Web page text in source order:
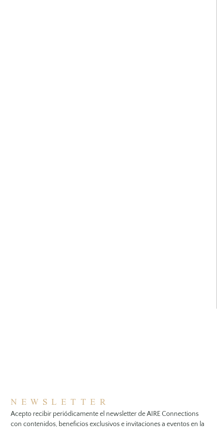
NEWSLETTER
Acepto recibir periódicamente el newsletter de AIRE Connections
con contenidos, beneficios exclusivos e invitaciones a eventos en la